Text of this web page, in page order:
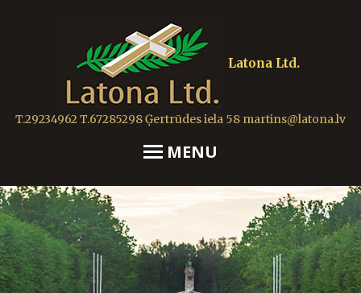
Latona Ltd.
T.29234962 T.67285298 Ģertrūdes iela 58 martins@latona.lv
MENU
Apbedīšanas pakalpojmi
Atsauksmes
Bēru pakalpojumi